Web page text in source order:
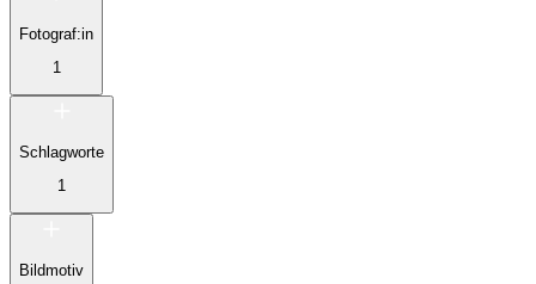
Fotograf:in
1
Schlagworte
1
Bildmotiv